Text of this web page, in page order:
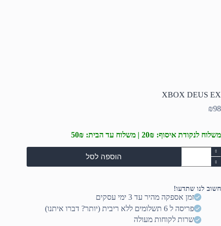
XBOX DEUS EX
₪98
משלוח לנקודת איסוף: 20₪ | משלוח עד הבית: 50₪
כמות
של
XBOX
הוספה לסל
חשוב לנו שתדעו!
זמן אספקה מהיר עד 3 ימי עסקים
פריסה ל 6 תשלומים ללא ריבית (יותר? דברו איתנו)
שרות לקוחות מעולה